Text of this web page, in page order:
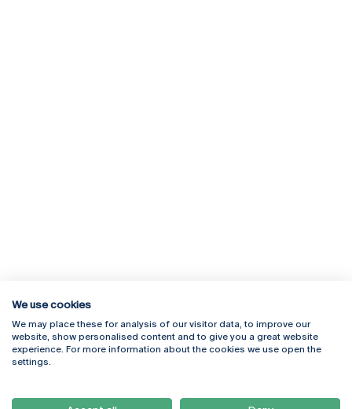
Rua Diogo Botelho 1327
4169-005 Porto
+351 226 196 240
Campus Online
Webmail
Como Chegar
We use cookies
We may place these for analysis of our visitor data, to improve our
website, show personalised content and to give you a great website
experience. For more information about the cookies we use open the
settings.